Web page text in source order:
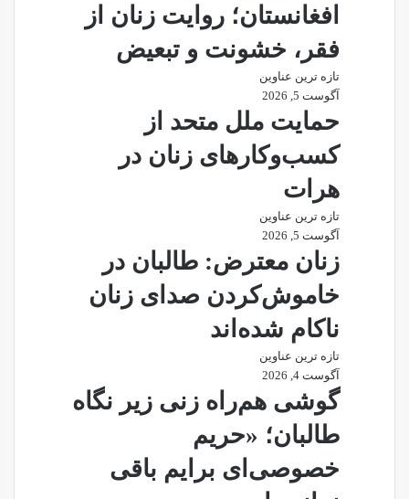
افغانستان؛ روایت زنان از
فقر، خشونت و تبعیض
تازه ترین عناوین
آگوست 5, 2026
حمایت ملل متحد از
کسب‌وکارهای زنان در
هرات
تازه ترین عناوین
آگوست 5, 2026
زنان معترض: طالبان در
خاموش‌کردن صدای زنان
ناکام شده‌اند
تازه ترین عناوین
آگوست 4, 2026
گوشی هم‌راه زنی زیر نگاه
طالبان؛ «حریم
خصوصی‌ای برایم باقی